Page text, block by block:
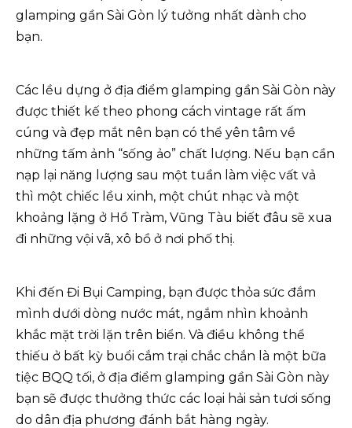
glamping gần Sài Gòn lý tưởng nhất dành cho
bạn.
Các lều dựng ở địa điểm glamping gần Sài Gòn này
được thiết kế theo phong cách vintage rất ấm
cúng và đẹp mắt nên bạn có thể yên tâm về
những tấm ảnh “sống ảo” chất lượng. Nếu bạn cần
nạp lại năng lượng sau một tuần làm việc vất vả
thì một chiếc lều xinh, một chút nhạc và một
khoảng lặng ở Hồ Tràm, Vũng Tàu biết đâu sẽ xua
đi những vội vã, xô bồ ở nơi phố thị.
Khi đến Đi Bụi Camping, bạn được thỏa sức đắm
mình dưới dòng nước mát, ngắm nhìn khoảnh
khắc mặt trời lặn trên biển. Và điều không thể
thiếu ở bất kỳ buổi cắm trại chắc chắn là một bữa
tiệc BQQ tối, ở địa điểm glamping gần Sài Gòn này
bạn sẽ được thưởng thức các loại hải sản tươi sống
do dân địa phương đánh bắt hàng ngày.